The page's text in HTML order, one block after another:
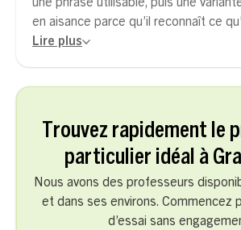
Trouvez rapidement le
particulier idéal à
Nous avons des professeurs
et dans ses environs. Commencez
d’essai sans
une phrase utilisable, puis une
en aisance parce qu’il reconnaît ce
Lire plus